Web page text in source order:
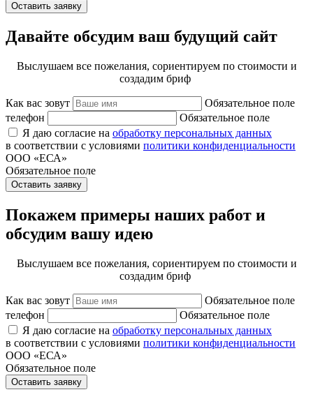
Оставить заявку
Давайте обсудим ваш будущий сайт
Выслушаем все пожелания, сориентируем по стоимости и
создадим бриф
Как вас зовут
Обязательное поле
телефон
Обязательное поле
Я даю согласие на обработку персональных данных
в соответствии с условиями политики конфиденциальности
ООО «ЕСА»
Обязательное поле
Оставить заявку
Покажем примеры наших работ и
обсудим вашу идею
Выслушаем все пожелания, сориентируем по стоимости и
создадим бриф
Как вас зовут
Обязательное поле
телефон
Обязательное поле
Я даю согласие на обработку персональных данных
в соответствии с условиями политики конфиденциальности
ООО «ЕСА»
Обязательное поле
Оставить заявку